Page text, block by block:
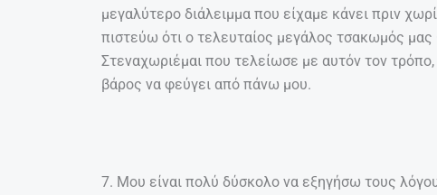
μεγαλύτερο διάλειμμα που είχαμε κάνει πριν
πιστεύω ότι ο τελευταίος μεγάλος τσακωμός μας
Στεναχωριέμαι που τελείωσε με αυτόν τον
βάρος να φεύγει από πάνω μου.
7. Μου είναι πολύ δύσκολο να εξηγήσω τους